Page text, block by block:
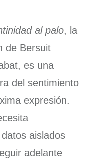
al palo, la
de Bersuit
es una
del sentimiento
expresión.
aislados
adelante